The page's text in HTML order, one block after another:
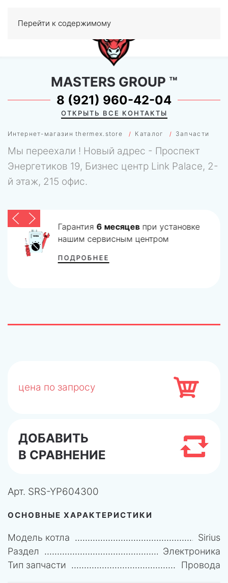
Перейти к содержимому
0
Интернет-магазин thermex.store Каталог Запчасти
MASTERS GROUP ™
8 (921) 960-42-04
ОТКРЫТЬ ВСЕ КОНТАКТЫ
Мы переехали ! Новый адрес - Проспект
Энергетиков 19, Бизнес центр Link Palace, 2-
й этаж, 215 офис.
Гарантия 6 месяцевпри установке
нашим сервисным центром
ПОДРОБНЕЕ
цена по запросу
ДОБАВИТЬ
В СРАВНЕНИЕ
Арт. SRS-YP604300
ОСНОВНЫЕ ХАРАКТЕРИСТИКИ
Модель котла
Sirius
Раздел
Электроника
Тип запчасти
Провода